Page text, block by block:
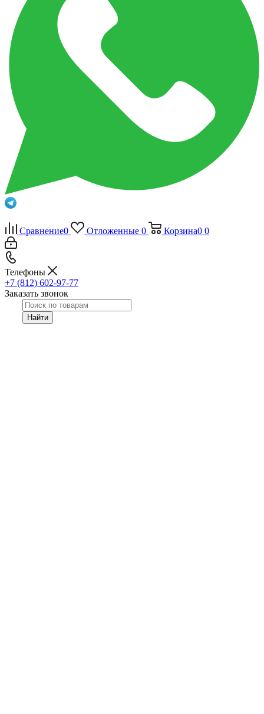
Сравнение0 Отложенные 0 Корзина0 0
Телефоны
+7 (812) 602-97-77
Заказать звонок
Найти